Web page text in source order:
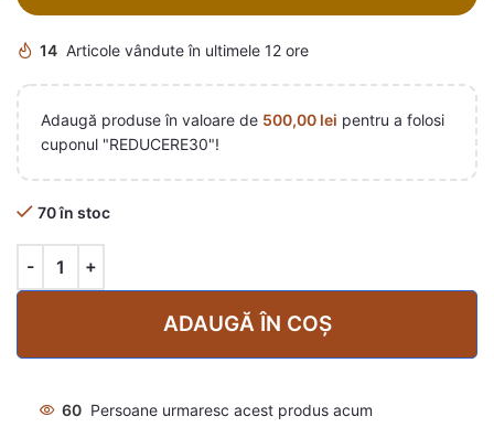
14 Articole vândute în ultimele 12 ore
Adaugă produse în valoare de 500,00 lei pentru a folosi
cuponul "REDUCERE30"!
70 în stoc
ADAUGĂ ÎN COȘ
60 Persoane urmaresc acest produs acum